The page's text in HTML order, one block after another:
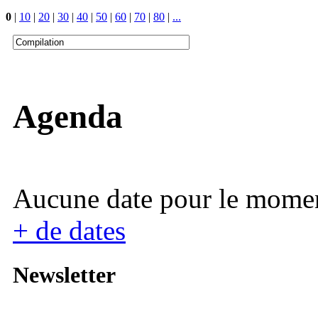
0 | 10 | 20 | 30 | 40 | 50 | 60 | 70 | 80 | ...
Agenda
Aucune date pour le
+ de dates
Newsletter